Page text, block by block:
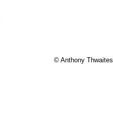
© Anthony Thwaites